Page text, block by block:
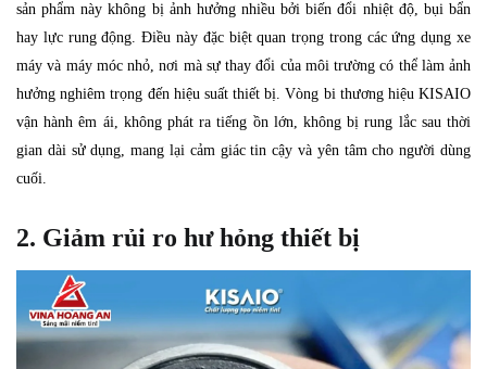
sản phẩm này không bị ảnh hưởng nhiều bởi biến đổi nhiệt độ, bụi bẩn
hay lực rung động. Điều này đặc biệt quan trọng trong các ứng dụng xe
máy và máy móc nhỏ, nơi mà sự thay đổi của môi trường có thể làm ảnh
hưởng nghiêm trọng đến hiệu suất thiết bị. Vòng bi thương hiệu KISAIO
vận hành êm ái, không phát ra tiếng ồn lớn, không bị rung lắc sau thời
gian dài sử dụng, mang lại cảm giác tin cậy và yên tâm cho người dùng
cuối.
2. Giảm rủi ro hư hỏng thiết bị